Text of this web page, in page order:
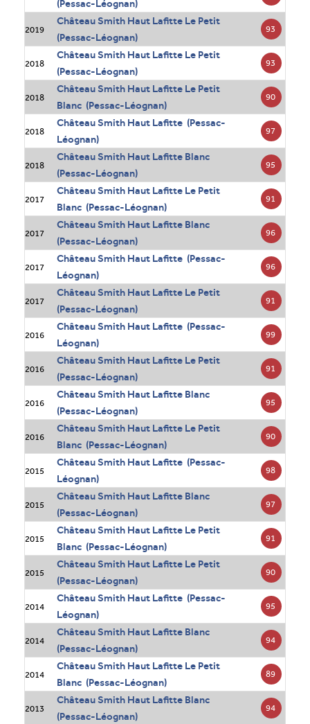
(Pessac-Léognan)
2019
Château Smith Haut Lafitte Le Petit
(Pessac-Léognan)
93
2018
Château Smith Haut Lafitte Le Petit
(Pessac-Léognan)
93
2018
Château Smith Haut Lafitte Le Petit
Blanc (Pessac-Léognan)
90
2018
Château Smith Haut Lafitte (Pessac-
Léognan)
97
2018
Château Smith Haut Lafitte Blanc
(Pessac-Léognan)
95
2017
Château Smith Haut Lafitte Le Petit
Blanc (Pessac-Léognan)
91
2017
Château Smith Haut Lafitte Blanc
(Pessac-Léognan)
96
2017
Château Smith Haut Lafitte (Pessac-
Léognan)
96
2017
Château Smith Haut Lafitte Le Petit
(Pessac-Léognan)
91
2016
Château Smith Haut Lafitte (Pessac-
Léognan)
99
2016
Château Smith Haut Lafitte Le Petit
(Pessac-Léognan)
91
2016
Château Smith Haut Lafitte Blanc
(Pessac-Léognan)
95
2016
Château Smith Haut Lafitte Le Petit
Blanc (Pessac-Léognan)
90
2015
Château Smith Haut Lafitte (Pessac-
Léognan)
98
2015
Château Smith Haut Lafitte Blanc
(Pessac-Léognan)
97
2015
Château Smith Haut Lafitte Le Petit
Blanc (Pessac-Léognan)
91
2015
Château Smith Haut Lafitte Le Petit
(Pessac-Léognan)
90
2014
Château Smith Haut Lafitte (Pessac-
Léognan)
95
2014
Château Smith Haut Lafitte Blanc
(Pessac-Léognan)
94
2014
Château Smith Haut Lafitte Le Petit
Blanc (Pessac-Léognan)
89
2013
Château Smith Haut Lafitte Blanc
(Pessac-Léognan)
94